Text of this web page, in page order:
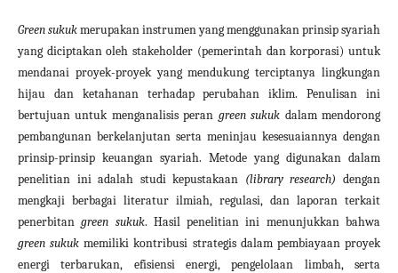
Green sukukmerupakan instrumen yang menggunakan prinsip syariah
yang diciptakan oleh stakeholder (pemerintah dan korporasi) untuk
mendanai proyek-proyek yang mendukung terciptanya lingkungan
hijau dan ketahanan terhadap perubahan iklim. Penulisan ini
bertujuan untuk menganalisis peran green sukuk dalam mendorong
pembangunan berkelanjutan serta meninjau kesesuaiannya dengan
prinsip-prinsip keuangan syariah. Metode yang digunakan dalam
penelitian ini adalah studi kepustakaan (library research) dengan
mengkaji berbagai literatur ilmiah, regulasi, dan laporan terkait
penerbitangreen sukuk. Hasil penelitian ini menunjukkan bahwa
green sukuk memiliki kontribusi strategis dalam pembiayaan proyek
energi terbarukan, efisiensi energi, pengelolaan limbah, serta